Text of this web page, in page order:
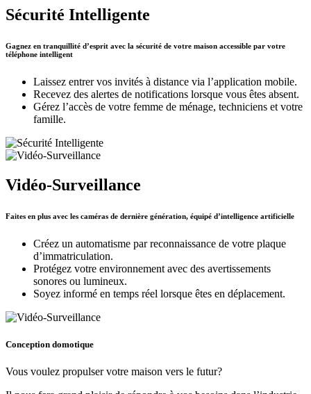
Sécurité Intelligente
Gagnez en tranquillité d’esprit avec la sécurité de votre maison accessible par votre
téléphone intelligent
Laissez entrer vos invités à distance via l’application mobile.
Recevez des alertes de notifications lorsque vous êtes absent.
Gérez l’accès de votre femme de ménage, techniciens et votre
famille.
Vidéo-Surveillance
Faites en plus avec les caméras de dernière génération, équipé d’intelligence artificielle
Créez un automatisme par reconnaissance de votre plaque
d’immatriculation.
Protégez votre environnement avec des avertissements
sonores ou lumineux.
Soyez informé en temps réel lorsque êtes en déplacement.
Conception domotique
Vous voulez propulser votre maison vers le futur?